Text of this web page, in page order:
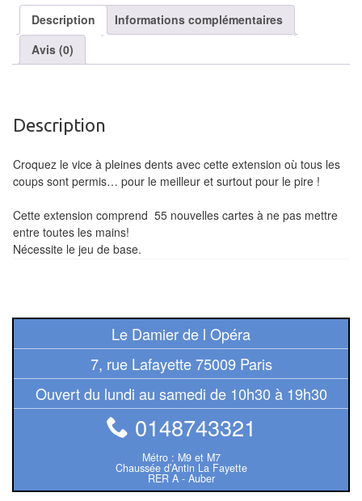
Livres
en
anglais
français
Tables
Jeux
Jeux
de
Collectionner
Classiques
Description
Informations complémentaires
Avis (0)
Description
Croquez le vice à pleines dents avec cette extension où tous les
coups sont permis… pour le meilleur et surtout pour le pire !
Cette extension comprend 55 nouvelles cartes à ne pas mettre
entre toutes les mains!
Nécessite le jeu de base.
Le Damier de l Opéra
7, rue Lafayette 75009 Paris
Ouvert du lundi au samedi de 10h30 à 19h30
0148743321
Métro : M9 et M7
Chaussée d’Antin La Fayette
RER A - Auber